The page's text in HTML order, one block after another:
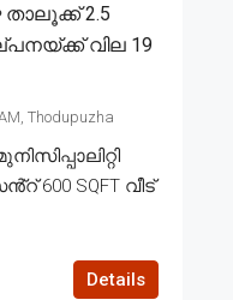
താലൂക്ക് 2.5
വില 19
Thodupuzha
SQFT വീട്
Details